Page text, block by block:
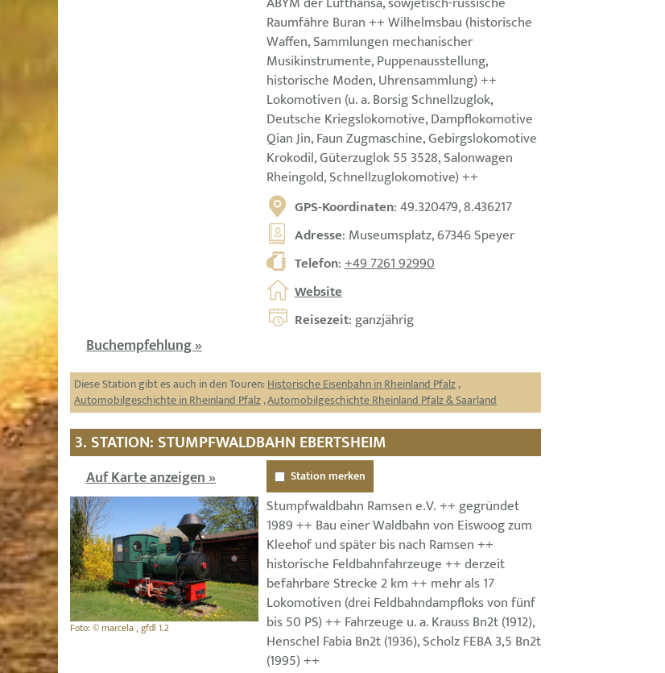
Raumfähre Buran ++ Wilhelmsbau (historische
Waffen, Sammlungen mechanischer
Musikinstrumente, Puppenausstellung,
historische Moden, Uhrensammlung) ++
Lokomotiven (u. a. Borsig Schnellzuglok,
Deutsche Kriegslokomotive, Dampflokomotive
Qian Jin, Faun Zugmaschine, Gebirgslokomotive
Krokodil, Güterzuglok 55 3528, Salonwagen
Rheingold, Schnellzuglokomotive) ++
GPS-Koordinaten: 49.320479, 8.436217
Adresse: Museumsplatz, 67346 Speyer
Telefon:+49 7261 92990
Website
Reisezeit: ganzjährig
Buchempfehlung »
Diese Station gibt es auch in den Touren:Historische Eisenbahn in Rheinland Pfalz,
Automobilgeschichte in Rheinland Pfalz,Automobilgeschichte Rheinland Pfalz & Saarland
3. STATION: STUMPFWALDBAHN EBERTSHEIM
Auf Karte anzeigen »
Foto: © marcela , gfdl 1.2
Station merken
Stumpfwaldbahn Ramsen e.V. ++ gegründet
1989 ++ Bau einer Waldbahn von Eiswoog zum
Kleehof und später bis nach Ramsen ++
historische Feldbahnfahrzeuge ++ derzeit
befahrbare Strecke 2 km ++ mehr als 17
Lokomotiven (drei Feldbahndampfloks von fünf
bis 50 PS) ++ Fahrzeuge u. a. Krauss Bn2t (1912),
Henschel Fabia Bn2t (1936), Scholz FEBA 3,5 Bn2t
(1995) ++